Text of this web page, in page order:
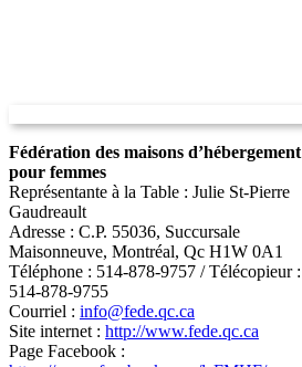
Fédération des maisons d’hébergement
pour femmes
Représentante à la Table : Julie St-Pierre
Gaudreault
Adresse : C.P. 55036, Succursale
Maisonneuve, Montréal, Qc H1W 0A1
Téléphone : 514-878-9757 / Télécopieur :
514-878-9755
Courriel : info@fede.qc.ca
Site internet : http://www.fede.qc.ca
Page Facebook :